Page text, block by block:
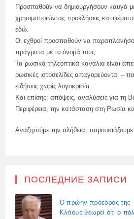
Προσπαθούν να δημιουργήσουν καυγά
χρησιμοποιώντας προκλήσεις και
εδώ.
Οι εχθροί προσπαθούν να
πράγματα με το όνομά τους.
Τα ρωσικά τηλεοπτικά κανάλια είναι
ρωσικές ιστοσελίδες απαγορεύονται –
ειδήσεις χωρίς λογοκρισία.
Και επίσης: απόψεις, αναλύσεις για τη
Περιφέρεια, την κατάσταση στη Ρωσία
Αναζητούμε την αλήθεια,
ПОСЛЕДНИЕ ЗАПИСИ
Ο πρώην πρόεδρος της
Κλάους θεωρεί ότι ο